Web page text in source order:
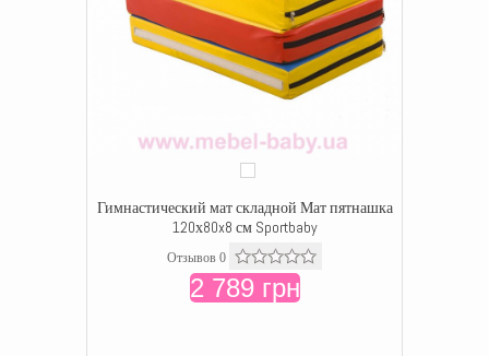
Гимнастический мат складной Мат пятнашка
120х80x8 см Sportbaby
Отзывов 0
2 789 грн